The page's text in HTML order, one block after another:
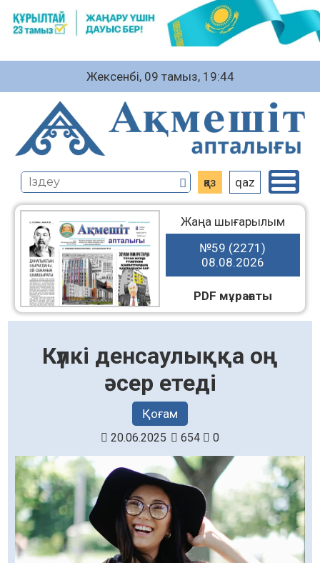
Жексенбі, 09 тамыз, 19:44
қаз qaz
Жаңа шығарылым
№59 (2271)
08.08.2026
PDF мұрағаты
Күлкі денсаулыққа оң
әсер етеді
Қоғам
20.06.2025 654 0